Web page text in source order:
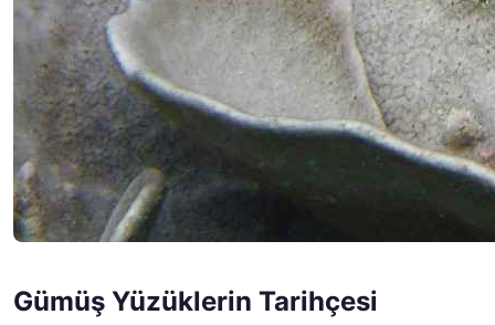
Gümüş Yüzüklerin Tarihçesi